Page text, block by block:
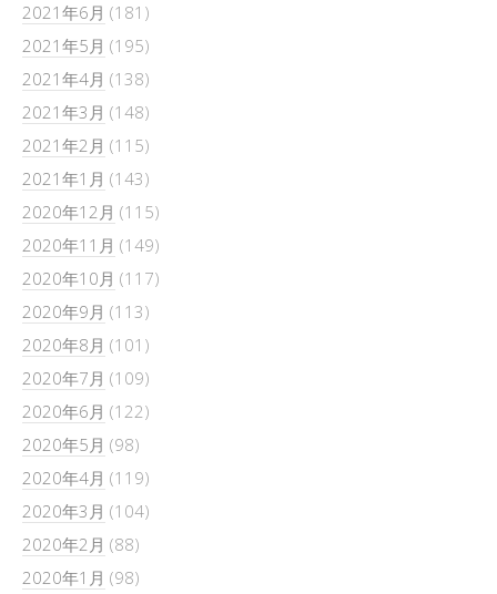
2021年6月 (181)
2021年5月 (195)
2021年4月 (138)
2021年3月 (148)
2021年2月 (115)
2021年1月 (143)
2020年12月 (115)
2020年11月 (149)
2020年10月 (117)
2020年9月 (113)
2020年8月 (101)
2020年7月 (109)
2020年6月 (122)
2020年5月 (98)
2020年4月 (119)
2020年3月 (104)
2020年2月 (88)
2020年1月 (98)